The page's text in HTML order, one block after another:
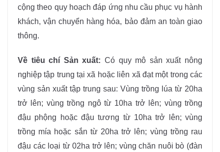
cộng theo quy hoạch đáp ứng nhu cầu phục vụ hành
khách, vận chuyển hàng hóa, bảo đảm an toàn giao
thông.
Về tiêu chí Sản xuất: Có quy mô sản xuất nông
nghiệp tập trung tại xã hoặc liên xã đạt một trong các
vùng sản xuất tập trung sau: Vùng trồng lúa từ 20ha
trở lên; vùng trồng ngô từ 10ha trở lên; vùng trồng
đậu phộng hoặc đậu tương từ 10ha trở lên; vùng
trồng mía hoặc sắn từ 20ha trở lên; vùng trồng rau
đậu các loại từ 02ha trở lên; vùng chăn nuôi bò (đàn